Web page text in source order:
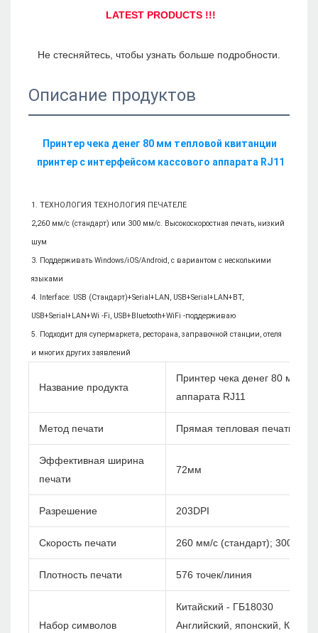
Описание продуктов
Принтер чека денег 80 мм тепловой квитанции
1. ТЕХНОЛОГИЯ ТЕХНОЛОГИЯ ПЕЧАТЕЛЕ
2,260 мм/с (стандарт) или 300 мм/с. Высокоскоростная печать, низкий
шум
3. Поддерживать Windows/iOS/Android, с вариантом с несколькими
языками
4. Interface: USB (Стандарт)+Serial+LAN, USB+Serial+LAN+BT,
USB+Serial+LAN+Wi -Fi, USB+Bluetooth+WiFi -поддерживаю
5. Подходит для супермаркета, ресторана, заправочной станции, отеля
Название продукта
Принтер чека денег 80 мм
аппарата RJ11
Метод печати Прямая тепловая печать
Эффективная ширина
печати
72мм
Разрешение 203DPI
Скорость печати 260 мм/с (стандарт); 300 мм/с
Плотность печати 576 точек/линия
Набор символов
Китайский - ГБ18030
Английский, японский, Корея